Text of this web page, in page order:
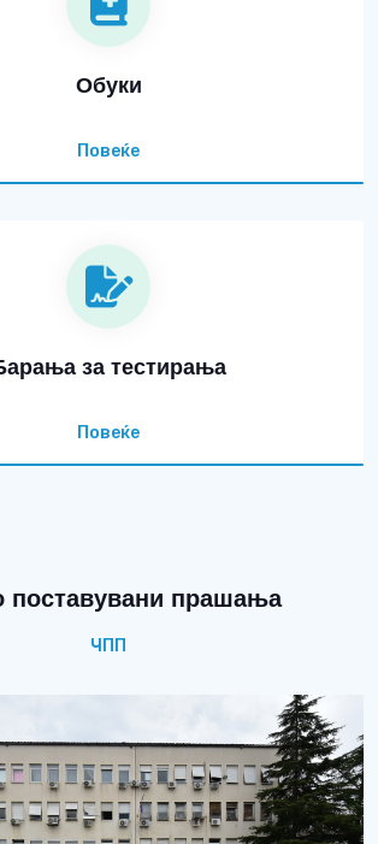
Обуки
Повеќе
за тестирања
Повеќе
поставувани прашања
ЧПП